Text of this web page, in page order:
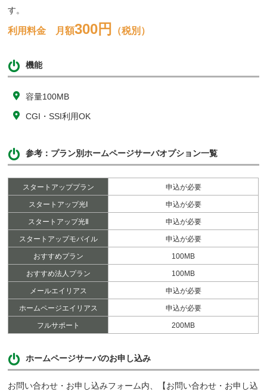
す。
利用料金 月額300円 （税別）
機能
容量100MB
CGI・SSI利用OK
参考：プラン別ホームページサーバオプション一覧
スタートアッププラン 申込が必要
スタートアップ光Ⅰ 申込が必要
スタートアップ光Ⅱ 申込が必要
スタートアップモバイル 申込が必要
おすすめプラン 100MB
おすすめ法人プラン 100MB
メールエイリアス 申込が必要
ホームページエイリアス 申込が必要
フルサポート 200MB
ホームページサーバのお申し込み
お問い合わせ・お申し込みフォーム内、【お問い合わせ・お申し込